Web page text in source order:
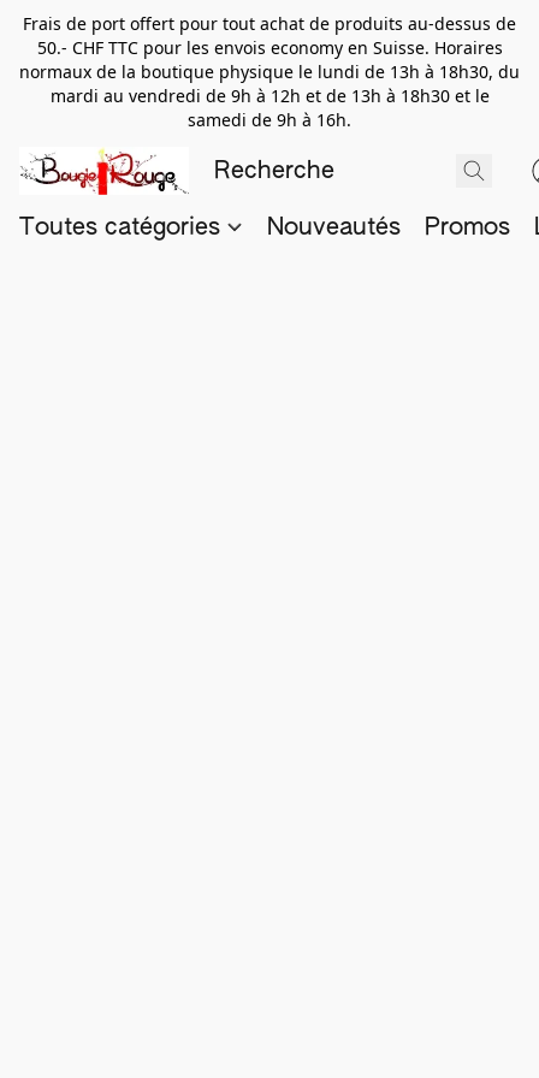
Frais de port offert pour tout achat de produits au-dessus de
50.- CHF TTC pour les envois economy en Suisse. Horaires
normaux de la boutique physique le lundi de 13h à 18h30, du
mardi au vendredi de 9h à 12h et de 13h à 18h30 et le
samedi de 9h à 16h.
Toutes catégories Nouveautés Promos